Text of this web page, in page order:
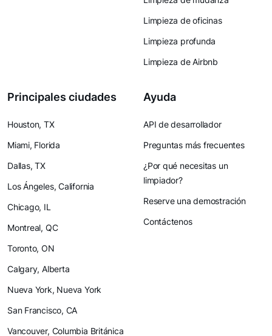
Limpieza de oficinas
Limpieza profunda
Limpieza de Airbnb
Principales ciudades
Houston, TX
Miami, Florida
Dallas, TX
Los Ángeles, California
Chicago, IL
Montreal, QC
Toronto, ON
Calgary, Alberta
Nueva York, Nueva York
San Francisco, CA
Vancouver, Columbia Británica
Ayuda
API de desarrollador
Preguntas más frecuentes
¿Por qué necesitas un
limpiador?
Reserve una demostración
Contáctenos